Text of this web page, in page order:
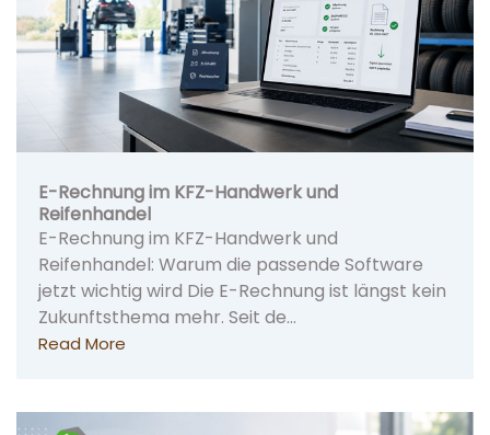
E-Rechnung im KFZ-Handwerk und
Reifenhandel
E-Rechnung im KFZ-Handwerk und
Reifenhandel: Warum die passende Software
jetzt wichtig wird Die E-Rechnung ist längst kein
Zukunftsthema mehr. Seit de…
Read More